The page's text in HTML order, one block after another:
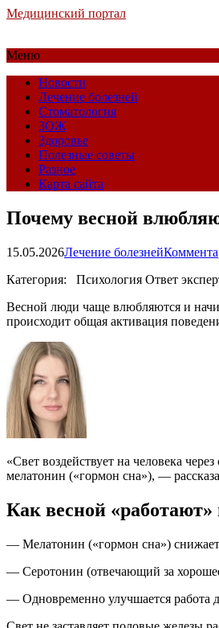
Медицинский портал
Меню
Новости
Лечение болезней
Стоматология
ЗОЖ
Здоровье
Полезные советы
Разное
Карта сайта
Почему весной
15.05.2026Лечение болезней
Категория: Психология Ответ
Весной люди чаще влюбляются и
происходит общая активация
«Свет воздействует на человека
мелатонин («гормон сна»), —
Как весной
— Мелатонин («гормон сна»)
— Серотонин (отвечающий за
— Одновременно улучшается работа